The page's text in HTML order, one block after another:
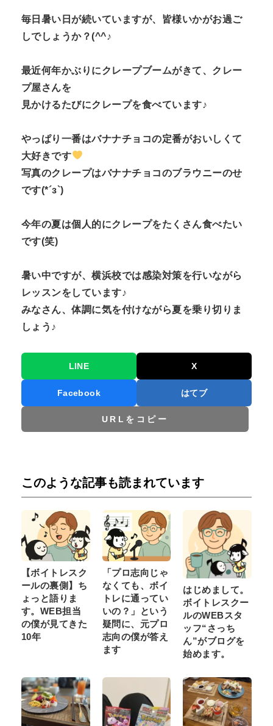
毎日暑い日が続いていますが、皆様いかがお過ご
しでしょうか？(^^♪
最近何年かぶりにクレープブームがきて、クレー
プ屋さんを
見かけるたびにクレープを食べています♪
やっぱり一番はバナナチョコの定番がおいしくて
大好きです
写真のクレープはバナナチョコのブラウニーのせ
です(*´з`)
今年の夏は個人的にクレープをたくさん食べたい
です(笑)
暑い中ですが、横浜校では感染対策を行いながら
レッスンをしています♪
みなさん、体調に気を付けながら夏を乗り切りま
しょう♪
LINE X
Facebook はてブ
URLをコピー
このような記事も読まれています
【ボイトレスク
ールの裏側】ち
ょっと語りま
す。WEB担当
の僕が見てきた
10年
「プロ志向じゃ
なくても、ボイ
トレに通ってい
いの？」という
疑問に、元プロ
志向の僕が答え
ます
はじめまして。
ボイトレスクー
ルのWEBスタ
ッフ“さっち
ん”がブログを
始めます。